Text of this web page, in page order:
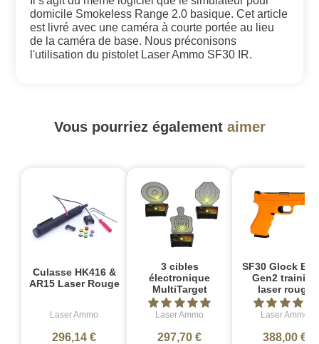
domicile Smokeless Range 2.0 basique. Cet article
est livré avec une caméra à courte portée au lieu
de la caméra de base. Nous préconisons
l'utilisation du pistolet Laser Ammo SF30 IR.
Vous pourriez également aimer
Culasse HK416 &
AR15 Laser Rouge
Laser Ammo
296,14 €
3 cibles
électronique
MultiTarget
Laser Ammo
297,70 €
SF30 Glock
Gen2 training
laser rouge
Laser Ammo
388,00 €